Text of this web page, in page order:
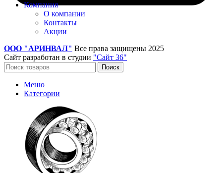
Компания
О компании
Контакты
Акции
ООО "АРИНВАЛ" Все права защищены 2025
Сайт разработан в студии "Сайт 36"
Поиск
Меню
Категории